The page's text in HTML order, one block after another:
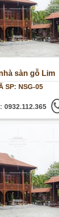
sàn gỗ Lim
SP: NSG-05
0932.112.365